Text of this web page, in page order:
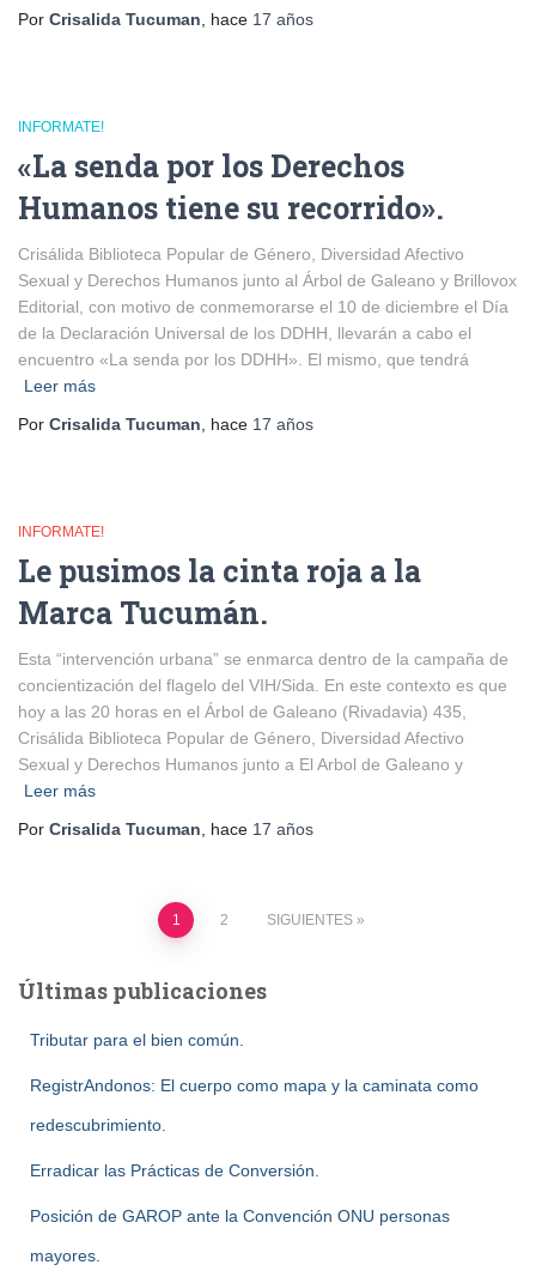
Por Crisalida Tucuman , hace 17 años
INFORMATE!
«La senda por los Derechos
Humanos tiene su recorrido».
Crisálida Biblioteca Popular de Género, Diversidad Afectivo
Sexual y Derechos Humanos junto al Árbol de Galeano y Brillovox
Editorial, con motivo de conmemorarse el 10 de diciembre el Día
de la Declaración Universal de los DDHH, llevarán a cabo el
encuentro «La senda por los DDHH». El mismo, que tendrá
Leer más
Por Crisalida Tucuman , hace 17 años
INFORMATE!
Le pusimos la cinta roja a la
Marca Tucumán.
Esta “intervención urbana” se enmarca dentro de la campaña de
concientización del flagelo del VIH/Sida. En este contexto es que
hoy a las 20 horas en el Árbol de Galeano (Rivadavia) 435,
Crisálida Biblioteca Popular de Género, Diversidad Afectivo
Sexual y Derechos Humanos junto a El Arbol de Galeano y
Leer más
Por Crisalida Tucuman , hace 17 años
Paginación
de
entradas
1 2 SIGUIENTES
Últimas publicaciones
Tributar para el bien común.
RegistrAndonos: El cuerpo como mapa y la caminata como
redescubrimiento.
Erradicar las Prácticas de Conversión.
Posición de GAROP ante la Convención ONU personas
mayores.